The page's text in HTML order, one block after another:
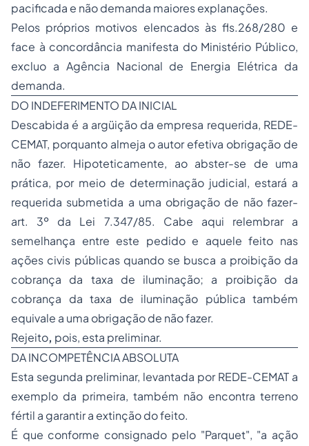
pacificada e não demanda maiores explanações.
Pelos próprios motivos elencados às fls.268/280 e
face à concordância manifesta do Ministério Público,
excluo a Agência Nacional de Energia Elétrica da
demanda.
DO INDEFERIMENTO DA INICIAL
Descabida é a argüição da empresa requerida, REDE-
CEMAT, porquanto almeja o autor efetiva obrigação de
não fazer. Hipoteticamente, ao abster-se de uma
prática, por meio de determinação judicial, estará a
requerida submetida a uma obrigação de não fazer-
art. 3º da Lei 7.347/85. Cabe aqui relembrar a
semelhança entre este pedido e aquele feito nas
ações civis públicas quando se busca a proibição da
cobrança da taxa de iluminação; a proibição da
cobrança da taxa de iluminação pública também
equivale a uma obrigação de não fazer.
Rejeito, pois, esta preliminar.
DA INCOMPETÊNCIA ABSOLUTA
Esta segunda preliminar, levantada por REDE-CEMAT a
exemplo da primeira, também não encontra terreno
fértil a garantir a extinção do feito.
É que conforme consignado pelo "Parquet", "a ação